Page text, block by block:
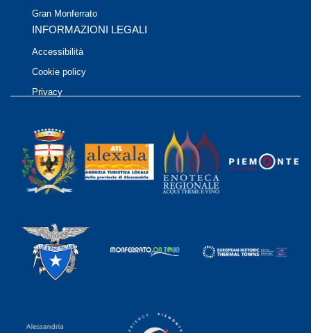
Gran Monferrato
INFORMAZIONI LEGALI
Accessibilità
Cookie policy
Privacy